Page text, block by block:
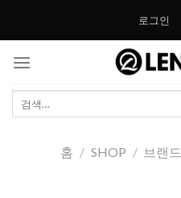
로그인
색:
홈 / SHOP / 브랜드